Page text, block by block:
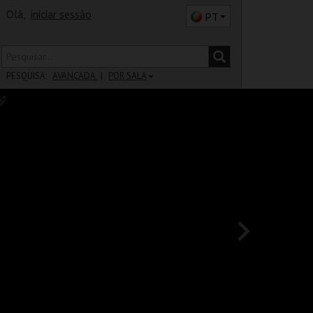
Olá, iniciar sessão PT
PESQUISA: AVANÇADA POR SALA